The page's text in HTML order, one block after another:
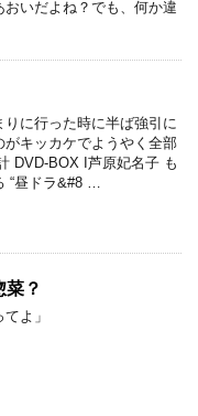
いだよね？でも、何か違
に行った時に半ば強引に
キッカケでようやく全部
DVD-BOX I芦原妃名子 も
“昼ドラ&#8 …
菜？
よ」